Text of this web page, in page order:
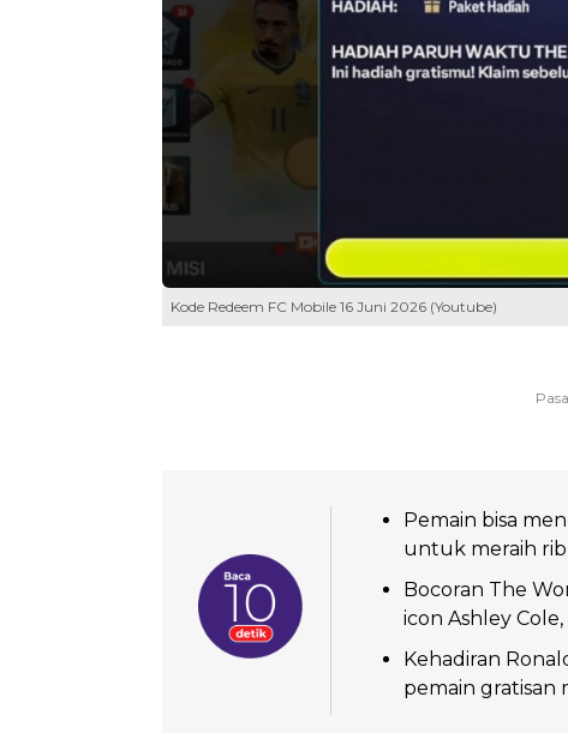
Kode Redeem FC Mobile 16 Juni 2026 (Youtube)
Pemain bisa
untuk meraih
Bocoran The
icon Ashley
Kehadiran
pemain gratisan